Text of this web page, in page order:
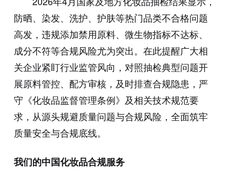
防晒、染发、洗护、护肤等热门品类不合格问题
高发，违规添加禁用原料、微生物指标不达标、
成分不符等合规风险尤为突出。在此提醒广大相
关企业紧盯行业监管风向，对照抽检典型问题开
展原料管控、配方审核，及时排查合规隐患，严
守《化妆品监督管理条例》及相关技术规范要
求，从源头规避质量问题与合规风险，全面筑牢
质量安全与合规底线。
我们的中国化妆品合规服务